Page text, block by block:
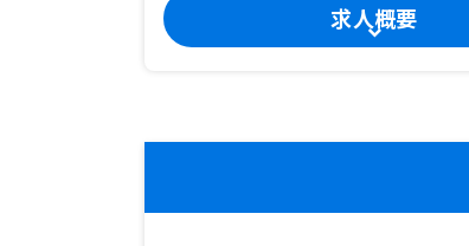
求人概要